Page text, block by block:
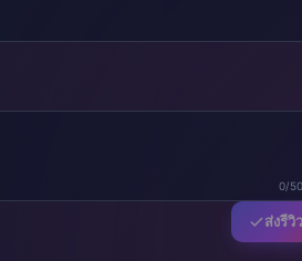
0/
ส่งรีวิว